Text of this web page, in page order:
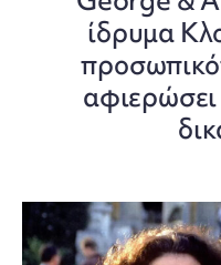
ίδρυμα